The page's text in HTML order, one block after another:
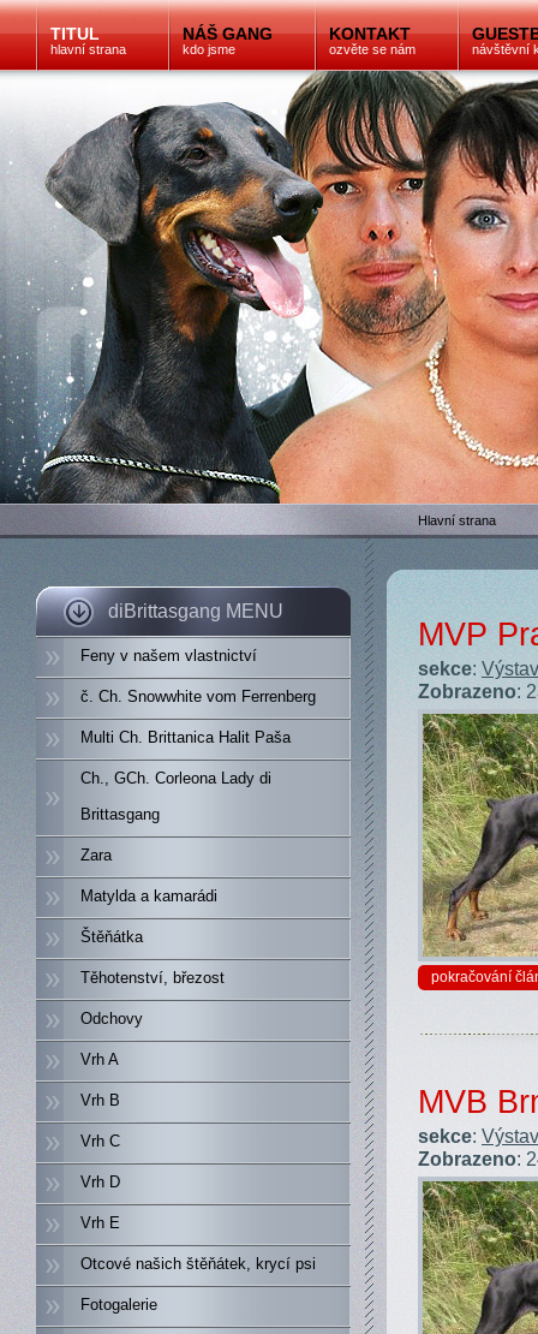
TITUL
hlavní strana
NÁŠ GANG
kdo jsme
KONTAKT
ozvěte se nám návštěvní
diBrittasgang MENU
Feny v našem vlastnictví
č. Ch. Snowwhite vom Ferrenberg
Multi Ch. Brittanica Halit Paša
Ch., GCh. Corleona Lady di
Brittasgang
Zara
Matylda a kamarádi
Štěňátka
Těhotenství, březost
Odchovy
Vrh A
Vrh B
Vrh C
Vrh D
Vrh E
Otcové našich štěňátek, krycí psi
Fotogalerie
Hlavní strana
MVP
sekce:
Zobrazeno:
pokračování
MVB
sekce:
Zobrazeno: